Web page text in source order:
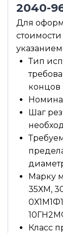
2040-
Для
Тип
концов
Шаг
Марку
35ХМ,
Класс